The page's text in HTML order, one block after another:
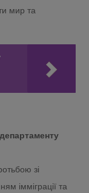
мир та
зі
імміграції та